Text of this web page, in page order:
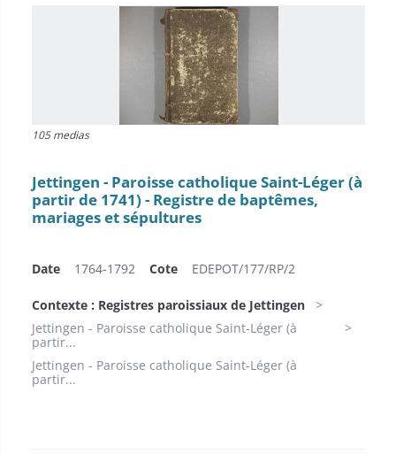
105 medias
Jettingen - Paroisse catholique Saint-Léger (à
partir de 1741) - Registre de baptêmes,
mariages et sépultures
Date 1764-1792 Cote EDEPOT/177/RP/2
Contexte : Registres paroissiaux de Jettingen
Jettingen - Paroisse catholique Saint-Léger (à
partir...
Jettingen - Paroisse catholique Saint-Léger (à
partir...